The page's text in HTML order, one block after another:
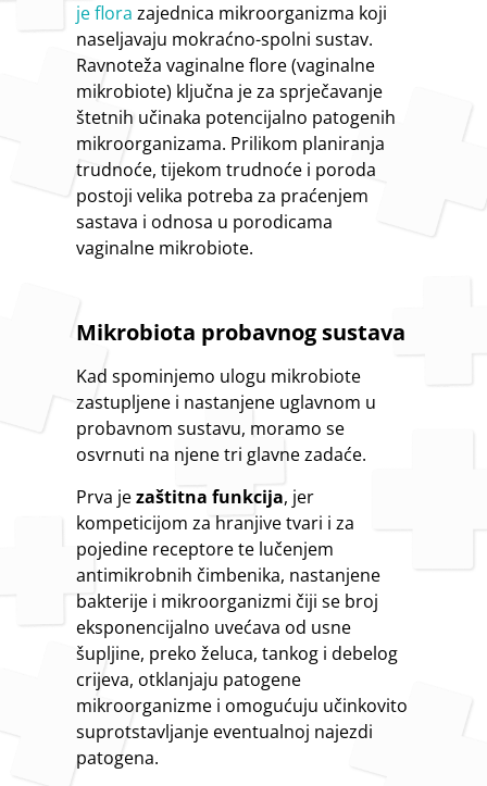
je flora zajednica mikroorganizma koji
naseljavaju mokraćno-spolni sustav.
Ravnoteža vaginalne flore (vaginalne
mikrobiote) ključna je za sprječavanje
štetnih učinaka potencijalno patogenih
mikroorganizama. Prilikom planiranja
trudnoće, tijekom trudnoće i poroda
postoji velika potreba za praćenjem
sastava i odnosa u porodicama
vaginalne mikrobiote.
Mikrobiota probavnog sustava
Kad spominjemo ulogu mikrobiote
zastupljene i nastanjene uglavnom u
probavnom sustavu, moramo se
osvrnuti na njene tri glavne zadaće.
Prva jezaštitna funkcija, jer
kompeticijom za hranjive tvari i za
pojedine receptore te lučenjem
antimikrobnih čimbenika, nastanjene
bakterije i mikroorganizmi čiji se broj
eksponencijalno uvećava od usne
šupljine, preko želuca, tankog i debelog
crijeva, otklanjaju patogene
mikroorganizme i omogućuju učinkovito
suprotstavljanje eventualnoj najezdi
patogena.